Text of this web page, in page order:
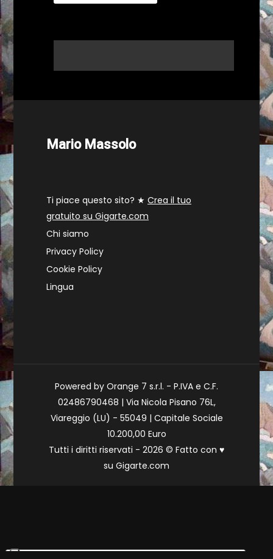
Mario Massolo
Ti piace questo sito? ★ Crea il tuo
gratuito su Gigarte.com
Chi siamo
Privacy Policy
Cookie Policy
Lingua
Powered by Orange 7 s.r.l. - P.IVA e C.F.
02486790468 | Via Nicola Pisano 76L,
Viareggio (LU) - 55049 | Capitale Sociale
10.200,00 Euro
Tutti i diritti riservati - 2026 © Fatto con ♥
su Gigarte.com